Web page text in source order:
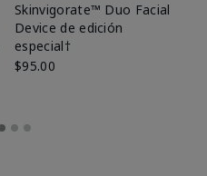
Skinvigorate™ Duo Facial
Device de edición
especial†
$95.00